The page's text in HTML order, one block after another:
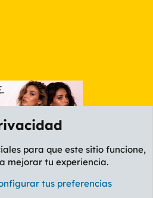
AMARILLO
para que este sitio funcione,
mejorar tu experiencia.
tus preferencias